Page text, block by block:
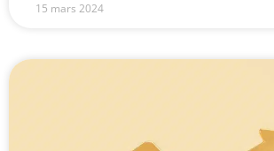
15 mars 2024